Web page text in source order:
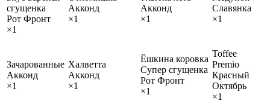
сгущенка
Рот Фронт
×1
Акконд
×1
Акконд
×1
Славянка
×1
Зачарованные
Акконд
×1
Халветта
Акконд
×1
Ёшкина коровка
Супер сгущенка
Рот Фронт
×1
Toffee
Premio
Красный
Октябрь
×1